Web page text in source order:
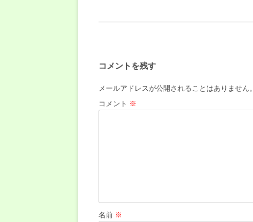
コメントを残す
メールアドレスが公開されることはありません。
コメント ※
名前 ※